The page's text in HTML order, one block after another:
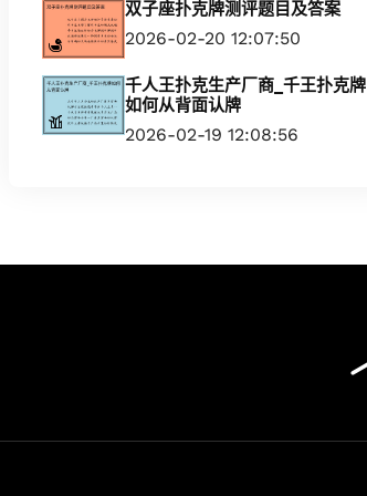
双子座扑克牌测评题目及答案
2026-02-20 12:07:50
千人王扑克生产厂商_千王扑克牌
如何从背面认牌
2026-02-19 12:08:56